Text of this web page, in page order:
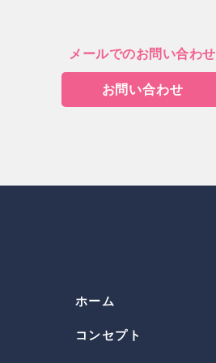
メールでのお問い合わせ
お問い合わせ
ホーム
コンセプト